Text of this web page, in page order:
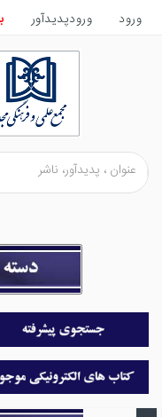
ورود ورودپدیدآور